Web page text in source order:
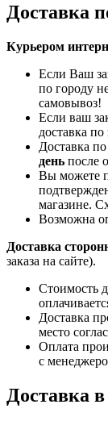
Доставка
Курьером
Если Ваш
по городу
самовывоз!
Если ваш
доставка
Доставка
день после
Вы можете
магазине.
Возможна
Доставка
заказа на сайте).
Стоимость
Доставка
место
Оплата
с
Доставка